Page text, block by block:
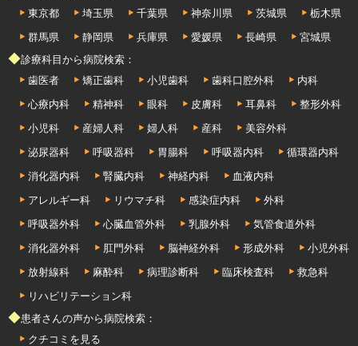
東京都
埼玉県 千葉県 神奈川県 茨城県
栃木県
群馬県
静岡県 兵庫県 愛媛県 長崎県
宮城県
◆診療科目から病院検索：
歯医者
矯正歯科 小児歯科 歯科口腔外科
内科
心療内科
精神科 眼科 皮膚科 耳鼻科
整形外科
小児科
産婦人科 婦人科 産科
美容外科
泌尿器科
呼吸器科 胃腸科 呼吸器内科
循環器内科
消化器内科
腎臓内科 神経内科
血液内科
アレルギー科
リウマチ科 感染症内科
外科
呼吸器外科
心臓血管外科 乳腺外科
気管食道外科
消化器外科
肛門外科 脳神経外科 形成外科
小児外科
放射線科
麻酔科 病理診断科 臨床検査科
救急科
リハビリテーション科
◆患者さんの声から病院検索：
クチコミを見る